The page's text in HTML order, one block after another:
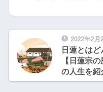
2022年2月
日蓮とは
【日蓮宗
の人生を紹